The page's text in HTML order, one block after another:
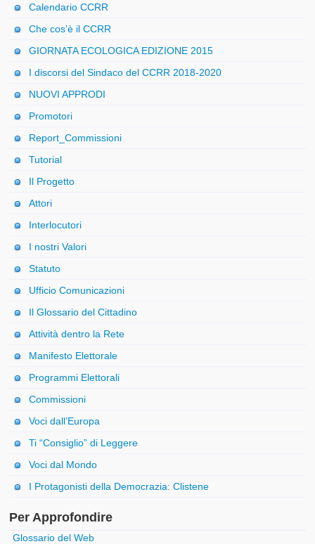
Calendario CCRR
Che cos’è il CCRR
GIORNATA ECOLOGICA EDIZIONE 2015
I discorsi del Sindaco del CCRR 2018-2020
NUOVI APPRODI
Promotori
Report_Commissioni
Tutorial
Il Progetto
Attori
Interlocutori
I nostri Valori
Statuto
Ufficio Comunicazioni
Il Glossario del Cittadino
Attività dentro la Rete
Manifesto Elettorale
Programmi Elettorali
Commissioni
Voci dall’Europa
Ti “Consiglio” di Leggere
Voci dal Mondo
I Protagonisti della Democrazia: Clistene
Per Approfondire
Glossario del Web